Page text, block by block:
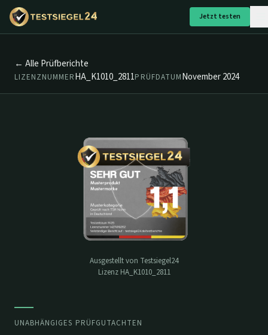
Jetzt testen
← Alle Prüfberichte
LIZENZNUMMERHA_K1010_2811PRÜFDATUMNovember 2024
Ausgestellt von Testsiegel24
Lizenz HA_K1010_2811
UNABHÄNGIGES PRÜFGUTACHTEN